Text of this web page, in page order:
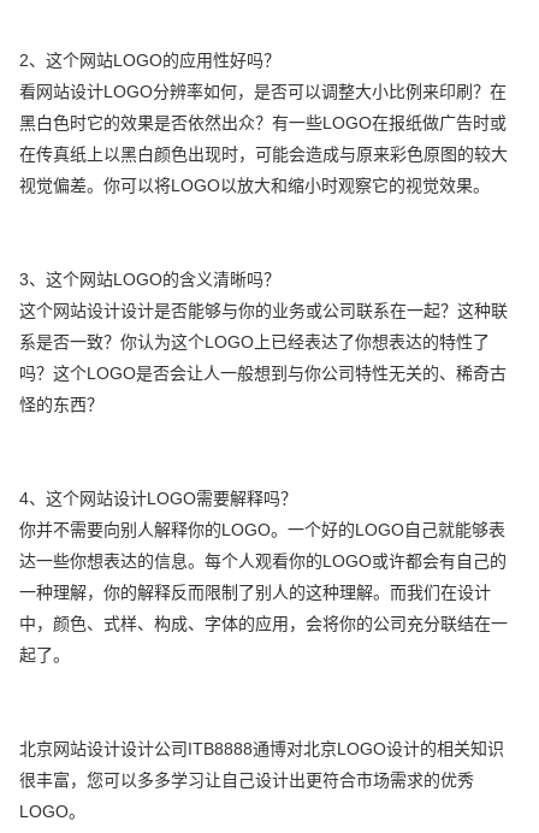
2、这个网站LOGO的应用性好吗？
看网站设计LOGO分辨率如何，是否可以调整大小比例来印刷？在
黑白色时它的效果是否依然出众？有一些LOGO在报纸做广告时或
在传真纸上以黑白颜色出现时，可能会造成与原来彩色原图的较大
视觉偏差。你可以将LOGO以放大和缩小时观察它的视觉效果。
3、这个网站LOGO的含义清晰吗？
这个网站设计设计是否能够与你的业务或公司联系在一起？这种联
系是否一致？你认为这个LOGO上已经表达了你想表达的特性了
吗？这个LOGO是否会让人一般想到与你公司特性无关的、稀奇古
怪的东西？
4、这个网站设计LOGO需要解释吗？
你并不需要向别人解释你的LOGO。一个好的LOGO自己就能够表
达一些你想表达的信息。每个人观看你的LOGO或许都会有自己的
一种理解，你的解释反而限制了别人的这种理解。而我们在设计
中，颜色、式样、构成、字体的应用，会将你的公司充分联结在一
起了。
北京网站设计设计公司ITB8888通博对北京LOGO设计的相关知识
很丰富，您可以多多学习让自己设计出更符合市场需求的优秀
LOGO。